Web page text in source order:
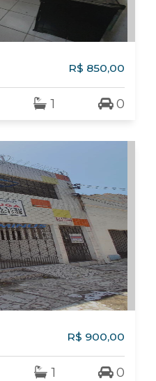
R$ 850,00
1 0
R$ 900,00
1 0